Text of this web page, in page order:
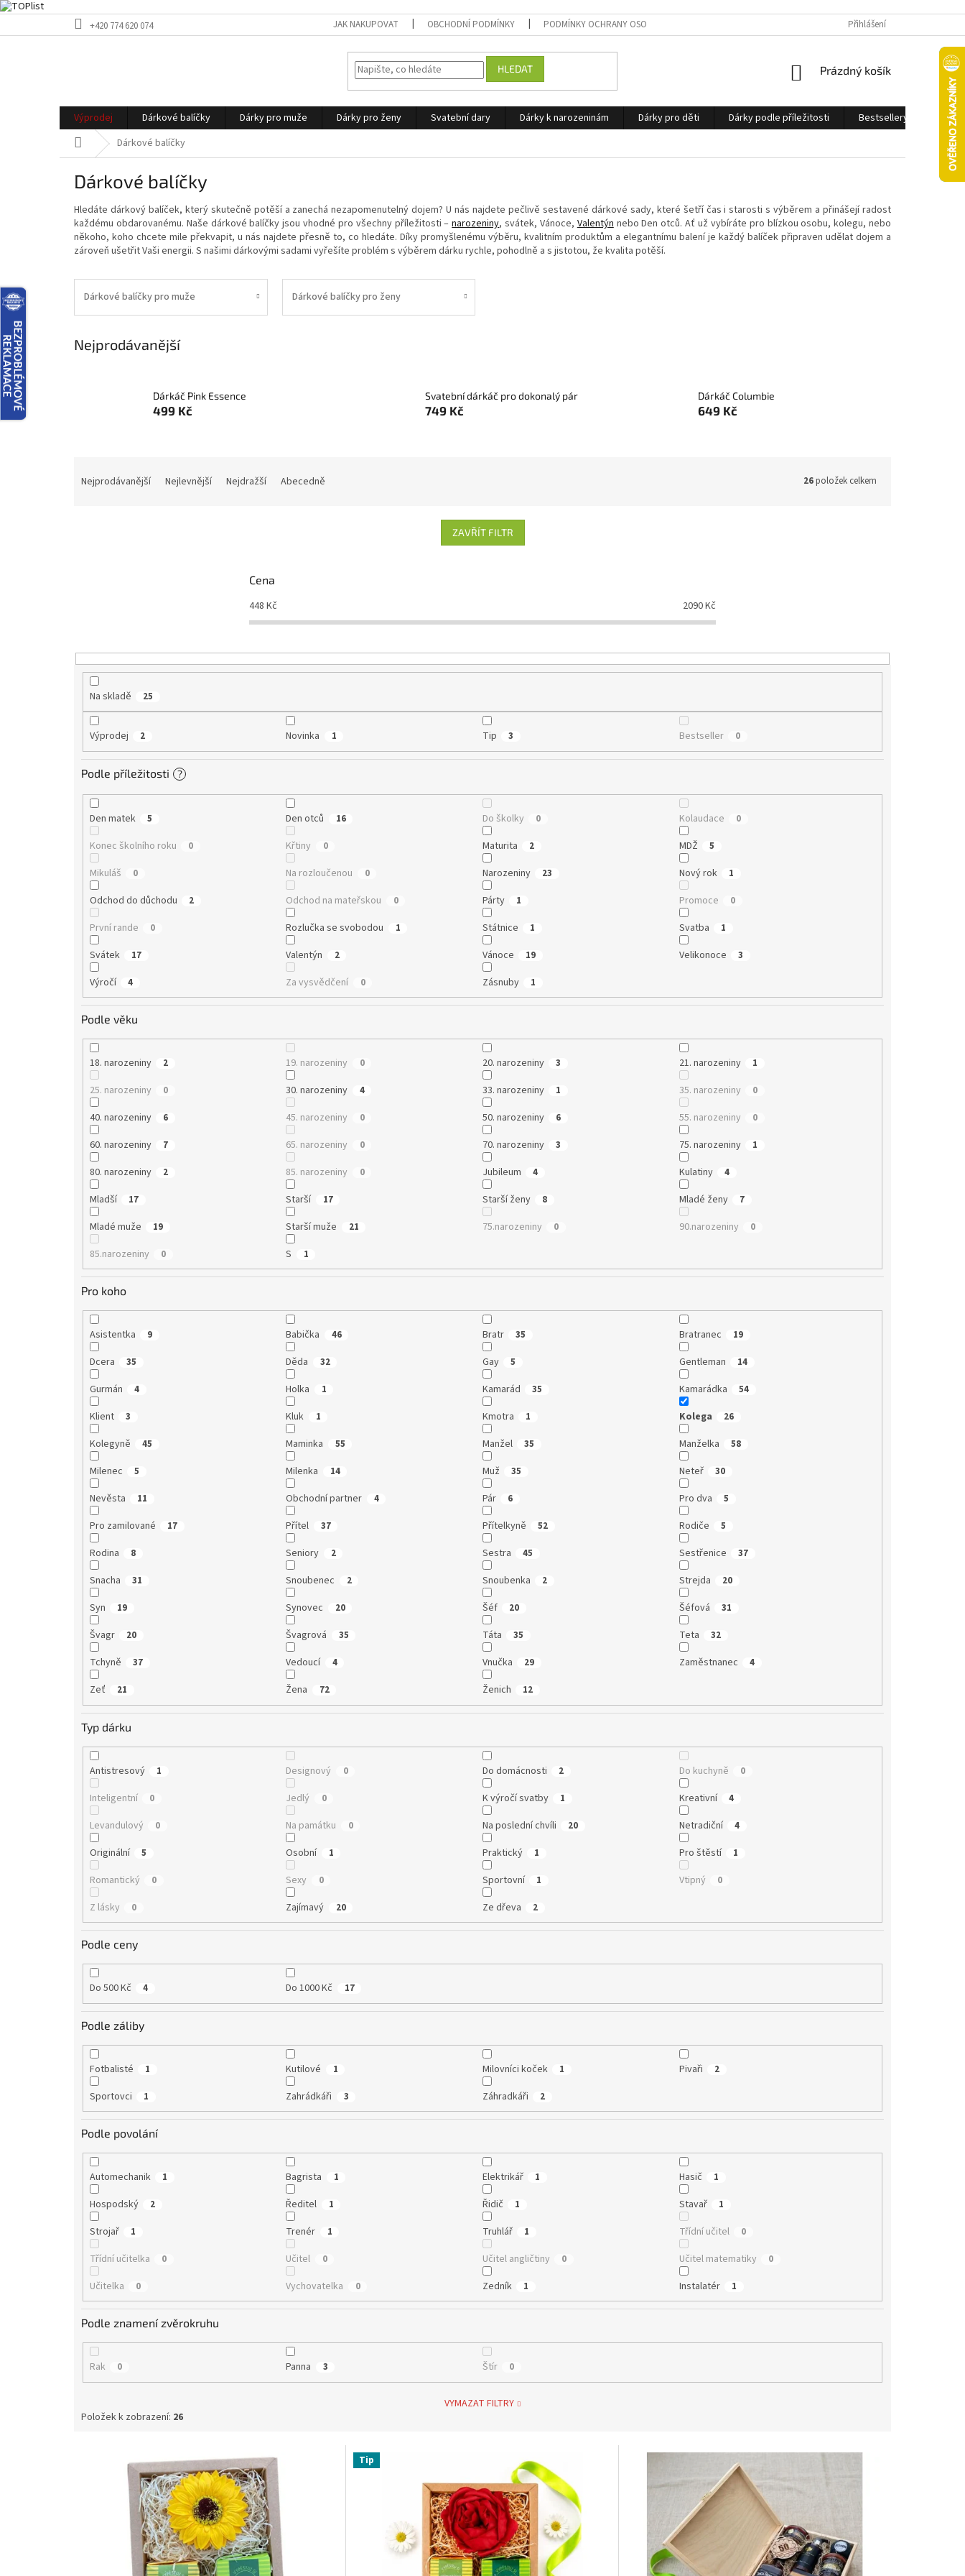
na
+420 774 620 074 JAK NAKUPOVAT OBCHODNÍ PODMÍNKY PODMÍNKY OCHRANY OSOBNÍCH ÚDAJŮ Přihlášení
HLEDAT
NÁKUPNÍ
Prázdný košík
Výprodej Dárkové balíčky Dárky pro muže Dárky pro ženy Svatební dary Dárky k narozeninám Dárky pro děti Dárky podle příležitosti Bestsellery
Domů Dárkové balíčky
Dárkové balíčky
Hledáte dárkový balíček, který skutečně potěší a zanechá nezapomenutelný dojem? U nás najdete pečlivě sestavené dárkové sady, které šetří čas i starosti s výběrem a přinášejí radost
každému obdarovanému. Naše dárkové balíčky jsou vhodné pro všechny příležitosti –narozeniny, svátek, Vánoce, Valentýn nebo Den otců. Ať už vybíráte pro blízkou osobu, kolegu, nebo
někoho, koho chcete mile překvapit, u nás najdete přesně to, co hledáte. Díky promyšlenému výběru, kvalitním produktům a elegantnímu balení je každý balíček připraven udělat dojem a
zároveň ušetřit Vaši energii. S našimi dárkovými sadami vyřešíte problém s výběrem dárku rychle, pohodlně a s jistotou, že kvalita potěší.
Dárkové balíčky pro muže Dárkové balíčky pro ženy
Nejprodávanější
Dárkáč Pink Essence
499 Kč
Svatební dárkáč pro dokonalý pár
749 Kč
Dárkáč Columbie
649 Kč
t
ů
Nejprodávanější Nejlevnější Nejdražší Abecedně 26položek celkem
ZAVŘÍT FILTR
Cena
448 Kč 2090Kč
Na skladě 25
Výprodej 2 Novinka 1 Tip 3 Bestseller 0
Podle příležitosti ?
Den matek 5 Den otců 16 Do školky 0 Kolaudace 0
Konec školního roku 0 Křtiny 0 Maturita 2 MDŽ 5
Mikuláš 0 Na rozloučenou 0 Narozeniny 23 Nový rok 1
Odchod do důchodu 2 Odchod na mateřskou 0 Párty 1 Promoce 0
První rande 0 Rozlučka se svobodou 1 Státnice 1 Svatba 1
Svátek 17 Valentýn 2 Vánoce 19 Velikonoce 3
Výročí 4 Za vysvědčení 0 Zásnuby 1
Podle věku
18. narozeniny 2 19. narozeniny 0 20. narozeniny 3 21. narozeniny 1
25. narozeniny 0 30. narozeniny 4 33. narozeniny 1 35. narozeniny 0
40. narozeniny 6 45. narozeniny 0 50. narozeniny 6 55. narozeniny 0
60. narozeniny 7 65. narozeniny 0 70. narozeniny 3 75. narozeniny 1
80. narozeniny 2 85. narozeniny 0 Jubileum 4 Kulatiny 4
Mladší 17 Starší 17 Starší ženy 8 Mladé ženy 7
Mladé muže 19 Starší muže 21 75.narozeniny 0 90.narozeniny 0
85.narozeniny 0 S 1
Pro koho
Asistentka 9 Babička 46 Bratr 35 Bratranec 19
Dcera 35 Děda 32 Gay 5 Gentleman 14
Gurmán 4 Holka 1 Kamarád 35 Kamarádka 54
Klient 3 Kluk 1 Kmotra 1 Kolega 26
Kolegyně 45 Maminka 55 Manžel 35 Manželka 58
Milenec 5 Milenka 14 Muž 35 Neteř 30
Nevěsta 11 Obchodní partner 4 Pár 6 Pro dva 5
Pro zamilované 17 Přítel 37 Přítelkyně 52 Rodiče 5
Rodina 8 Seniory 2 Sestra 45 Sestřenice 37
Snacha 31 Snoubenec 2 Snoubenka 2 Strejda 20
Syn 19 Synovec 20 Šéf 20 Šéfová 31
Švagr 20 Švagrová 35 Táta 35 Teta 32
Tchyně 37 Vedoucí 4 Vnučka 29 Zaměstnanec 4
Zeť 21 Žena 72 Ženich 12
Typ dárku
Antistresový 1 Designový 0 Do domácnosti 2 Do kuchyně 0
Inteligentní 0 Jedlý 0 K výročí svatby 1 Kreativní 4
Levandulový 0 Na památku 0 Na poslední chvíli 20 Netradiční 4
Originální 5 Osobní 1 Praktický 1 Pro štěstí 1
Romantický 0 Sexy 0 Sportovní 1 Vtipný 0
Z lásky 0 Zajímavý 20 Ze dřeva 2
Podle ceny
Do 500 Kč 4 Do 1000 Kč 17
Podle záliby
Fotbalisté 1 Kutilové 1 Milovníci koček 1 Pivaři 2
Sportovci 1 Zahrádkáři 3 Záhradkáři 2
Podle povolání
Automechanik 1 Bagrista 1 Elektrikář 1 Hasič 1
Hospodský 2 Ředitel 1 Řidič 1 Stavař 1
Strojař 1 Trenér 1 Truhlář 1 Třídní učitel 0
Třídní učitelka 0 Učitel 0 Učitel angličtiny 0 Učitel matematiky 0
Učitelka 0 Vychovatelka 0 Zedník 1 Instalatér 1
Podle znamení zvěrokruhu
Rak 0 Panna 3 Štír 0
VYMAZAT FILTRY
Položek k zobrazení: 26
Tip